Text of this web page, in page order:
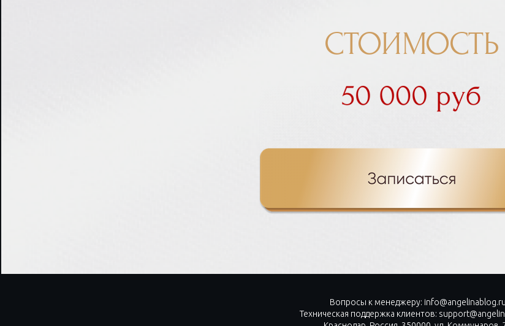
СТОИМОСТЬ
Вопросы к менеджеру: info@angelinablog.ru
Техническая поддержка клиентов: